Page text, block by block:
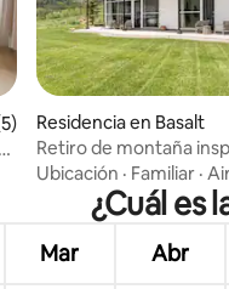
promedio: 5.0 de 5;
Residencia en Basalt
Retiro de montaña
celebridades cerca de
Ubicación · Familiar ·
¿Cuál es
Mar Abr